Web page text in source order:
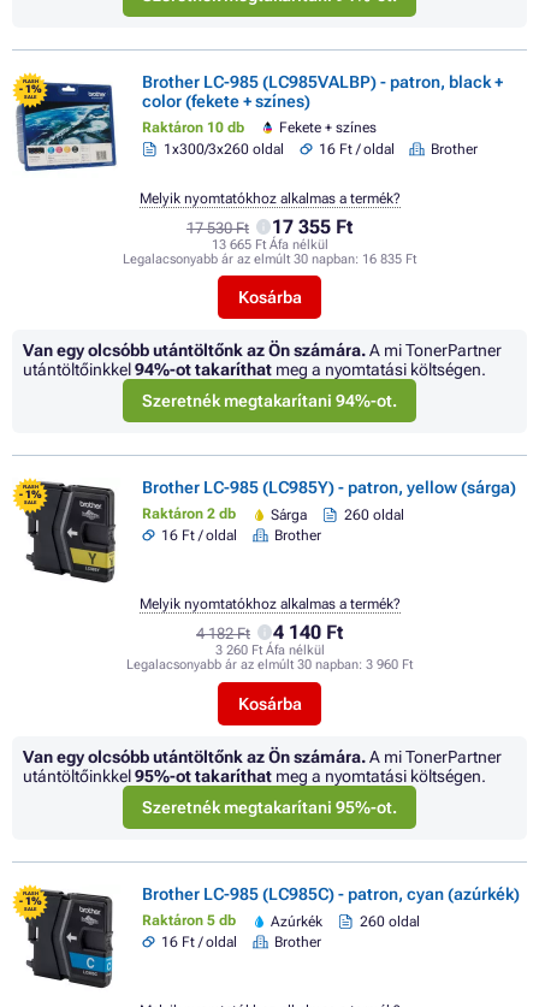
FLASH
- 1%
SALE
Brother LC-985 (LC985VALBP) - patron, black +
color (fekete + színes)
Raktáron 10 db
Fekete + színes
1x300/3x260 oldal
16 Ft / oldal Brother
17 530 Ft 17 355 Ft
13 665 Ft Áfa nélkül
Legalacsonyabb ár az elmúlt 30 napban: 16 835 Ft
Kosárba
Melyik nyomtatókhoz alkalmas a termék?
Van egy olcsóbb utántöltőnk az Ön számára.A mi TonerPartner
utántöltőinkkel94%-ot takaríthat meg a nyomtatási költségen.
Szeretnék megtakarítani 94%-ot.
FLASH
- 1%
SALE
Brother LC-985 (LC985Y) - patron, yellow (sárga)
Raktáron 2 db Sárga
260 oldal
16 Ft / oldal
Brother
4 182 Ft 4 140 Ft
3 260 Ft Áfa nélkül
Legalacsonyabb ár az elmúlt 30 napban: 3 960 Ft
Kosárba
Melyik nyomtatókhoz alkalmas a termék?
Van egy olcsóbb utántöltőnk az Ön számára.A mi TonerPartner
utántöltőinkkel95%-ot takaríthat meg a nyomtatási költségen.
Szeretnék megtakarítani 95%-ot.
FLASH
- 1%
SALE
Brother LC-985 (LC985C) - patron, cyan (azúrkék)
Raktáron 5 db Azúrkék
260 oldal
16 Ft / oldal
Brother